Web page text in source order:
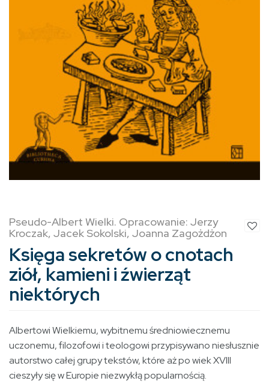
Pseudo-Albert Wielki. Opracowanie: Jerzy
Kroczak, Jacek Sokolski, Joanna Zagożdżon
Księga sekretów o cnotach
ziół, kamieni i źwierząt
niektórych
Albertowi Wielkiemu, wybitnemu średniowiecznemu
uczonemu, filozofowi i teologowi przypisywano niesłusznie
autorstwo całej grupy tekstów, które aż po wiek XVIII
cieszyły się w Europie niezwykłą popularnością.